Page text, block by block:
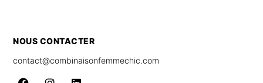
NOUS CONTACTER
contact@combinaisonfemmechic.com